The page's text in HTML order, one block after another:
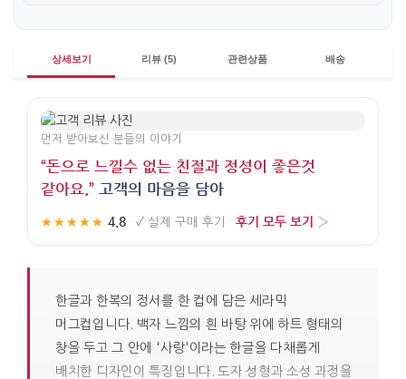
상세보기 리뷰 (5) 관련상품 배송
먼저 받아보신 분들의 이야기
“돈으로 느낄수 없는 친절과 정성이 좋은것
같아요.” 고객의 마음을 담아
★★★★★ 4.8 · ✓ 실제 구매 후기 · 후기 모두 보기 ›
한글과 한복의 정서를 한 컵에 담은 세라믹
머그컵입니다. 백자 느낌의 흰 바탕 위에 하트 형태의
창을 두고 그 안에 '사랑'이라는 한글을 다채롭게
배치한 디자인이 특징입니다. 도자 성형과 소성 과정을